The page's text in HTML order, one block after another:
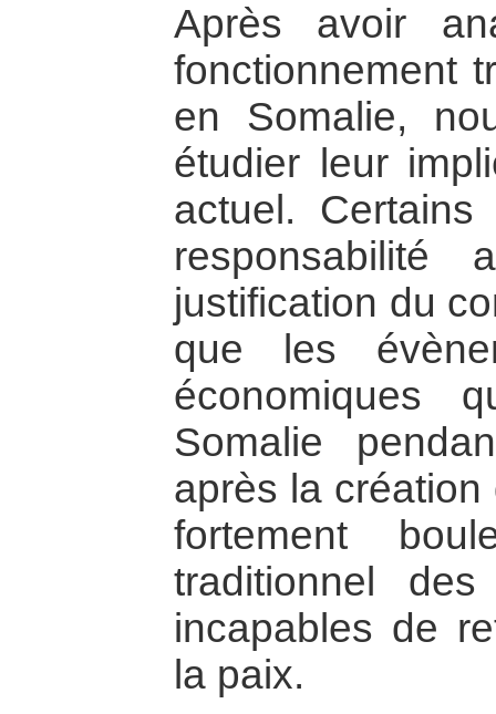
Après avoir
fonctionnement
en Somalie,
étudier leur
actuel.
justification du
que les
Somalie
après la création
fortement
traditionnel
incapables de
la paix.